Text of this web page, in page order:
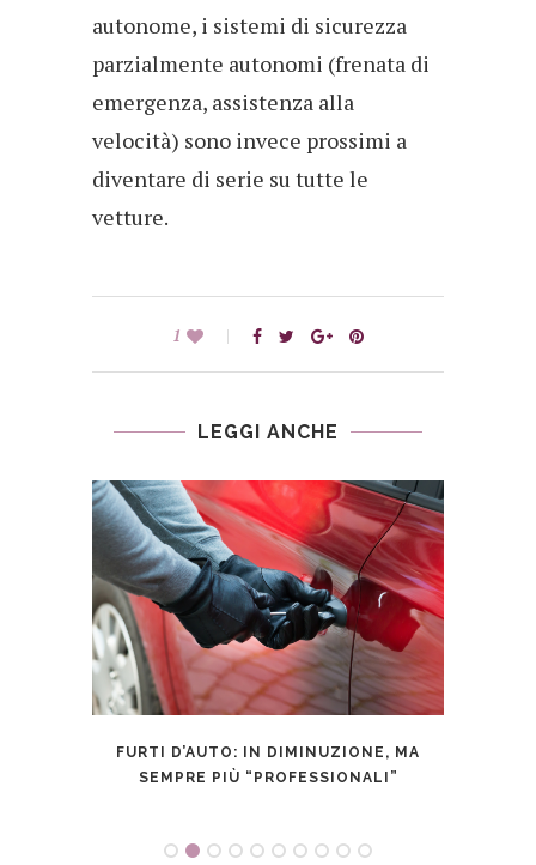
autonome, i sistemi di sicurezza
parzialmente autonomi (frenata di
emergenza, assistenza alla
velocità) sono invece prossimi a
diventare di serie su tutte le
vetture.
1
LEGGI ANCHE
FURTI D’AUTO: IN DIMINUZIONE, MA
SEMPRE PIÙ “PROFESSIONALI”